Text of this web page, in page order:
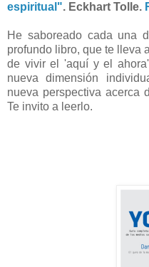
espiritual". Eckhart Tolle.
He saboreado cada una
profundo libro, que te lleva
de vivir el 'aquí y el
nueva dimensión
nueva perspectiva acerca
Te invito a leerlo.